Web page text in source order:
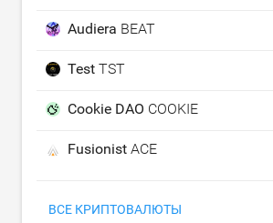
Audiera BEAT
Test TST
Cookie DAO COOKIE
Fusionist ACE
ВСЕ КРИПТОВАЛЮТЫ